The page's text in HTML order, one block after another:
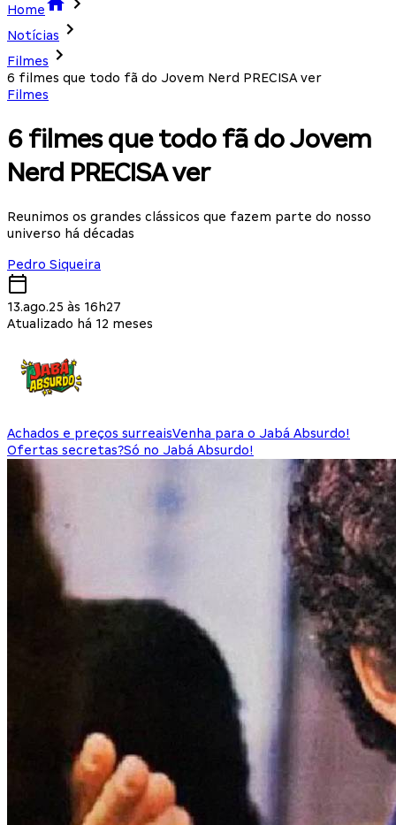
Home
Notícias
Filmes
6 filmes que todo fã do Jovem Nerd PRECISA ver
Filmes
6 filmes que todo fã do Jovem
Nerd PRECISA ver
Reunimos os grandes clássicos que fazem parte do nosso
universo há décadas
Pedro Siqueira
13.ago.25 às 16h27
Atualizado há 12 meses
Achados e preços surreaisVenha para o Jabá Absurdo!
Ofertas secretas?Só no Jabá Absurdo!